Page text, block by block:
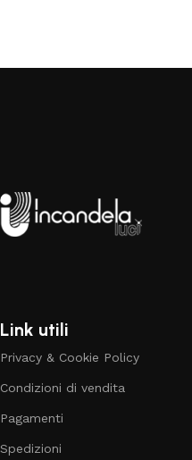
Link utili
Privacy & Cookie Policy
Condizioni di vendita
Pagamenti
Spedizioni